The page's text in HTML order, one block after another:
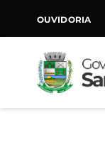
CONTEÚDO
OUVIDORIA